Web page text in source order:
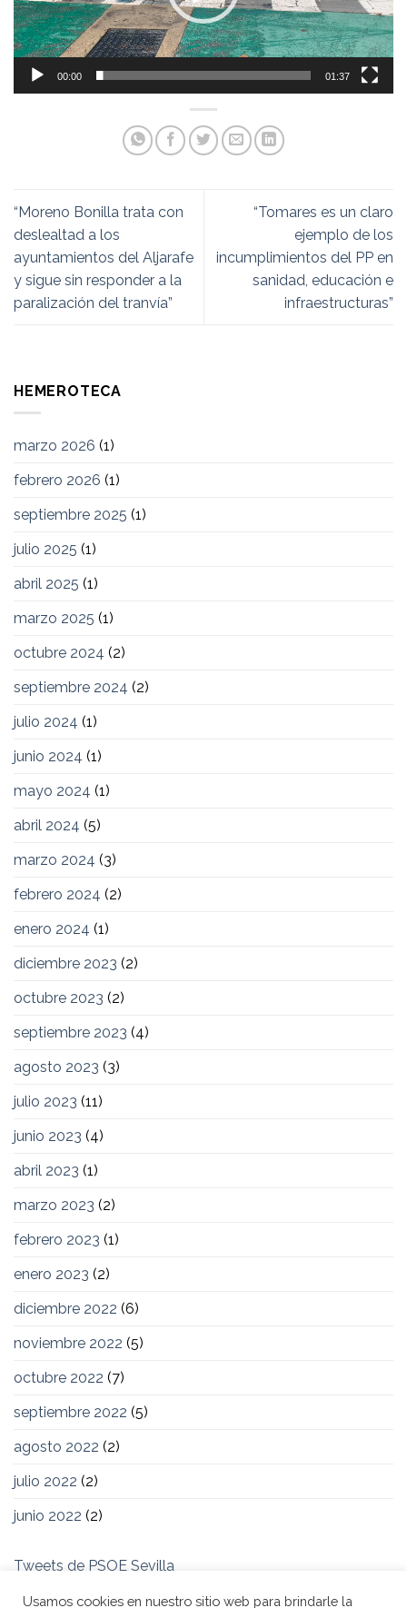
00:00 01:37
“Moreno Bonilla trata con
deslealtad a los
ayuntamientos del Aljarafe
y sigue sin responder a la
paralización del tranvía”
“Tomares es un claro
ejemplo de los
incumplimientos del PP en
sanidad, educación e
infraestructuras”
HEMEROTECA
marzo 2026 (1)
febrero 2026 (1)
septiembre 2025 (1)
julio 2025 (1)
abril 2025 (1)
marzo 2025 (1)
octubre 2024 (2)
septiembre 2024 (2)
julio 2024 (1)
junio 2024 (1)
mayo 2024 (1)
abril 2024 (5)
marzo 2024 (3)
febrero 2024 (2)
enero 2024 (1)
diciembre 2023 (2)
octubre 2023 (2)
septiembre 2023 (4)
agosto 2023 (3)
julio 2023 (11)
junio 2023 (4)
abril 2023 (1)
marzo 2023 (2)
febrero 2023 (1)
enero 2023 (2)
diciembre 2022 (6)
noviembre 2022 (5)
octubre 2022 (7)
septiembre 2022 (5)
agosto 2022 (2)
julio 2022 (2)
junio 2022 (2)
Tweets de PSOE Sevilla
Usamos cookies en nuestro sitio web para brindarle la